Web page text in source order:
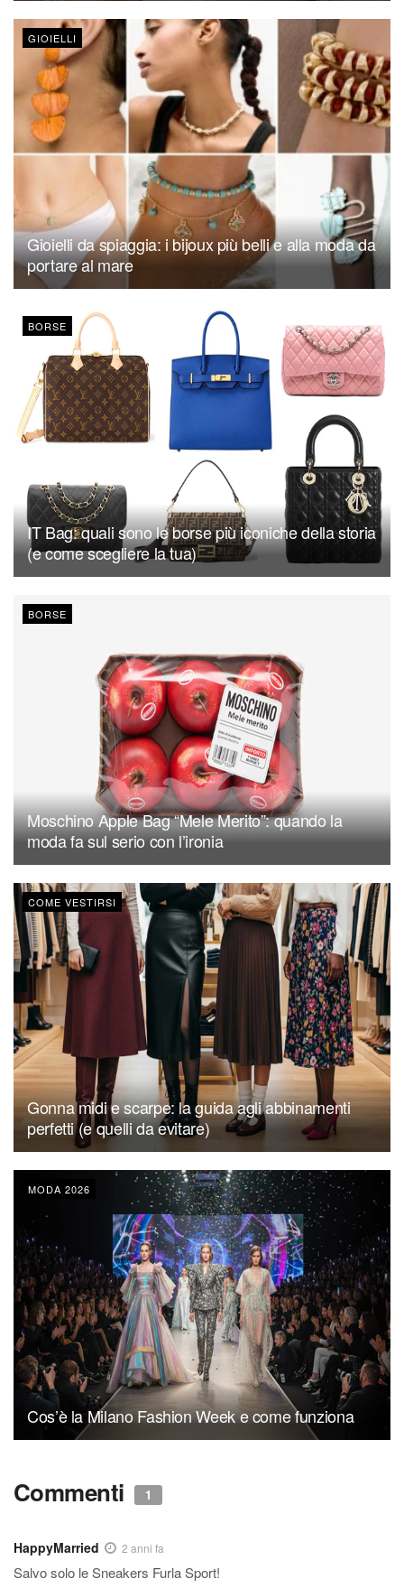
GIOIELLI
Gioielli da spiaggia: i bijoux più belli e alla moda da
portare al mare
BORSE
IT Bag: quali sono le borse più iconiche della storia
(e come scegliere la tua)
BORSE
Moschino Apple Bag “Mele Merito”: quando la
moda fa sul serio con l’ironia
COME VESTIRSI
Gonna midi e scarpe: la guida agli abbinamenti
perfetti (e quelli da evitare)
MODA 2026
Cos’è la Milano Fashion Week e come funziona
Commenti 1
HappyMarried 2 anni fa
Salvo solo le Sneakers Furla Sport!